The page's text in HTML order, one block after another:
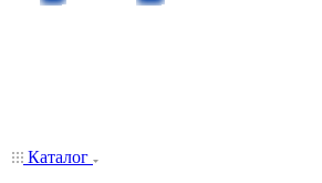
Каталог